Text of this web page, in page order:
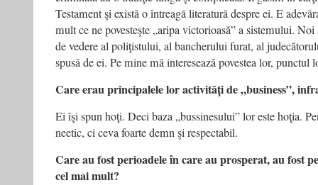
Testament şi există o întreagă literatură despre ei. E
mult ce ne povesteşte „aripa victorioasă” a sistemului.
de vedere al poliţistului, al bancherului furat, al
spusă de ei. Pe mine mă interesează povestea lor, punctul
Care erau principalele lor activități de „business”,
Ei îşi spun hoţi. Deci baza „bussinesului” lor este hoţia.
neetic, ci ceva foarte demn şi respectabil.
Care au fost perioadele în care au prosperat, au fost
cel mai mult?